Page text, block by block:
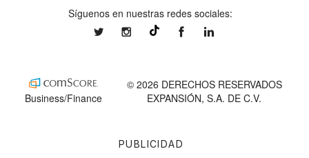
PUBLICIDAD
Síguenos en nuestras redes sociales:
expansionmxexpansionmx ExpansionMex
Business/Finance
© 2026 DERECHOS RESERVADOS
EXPANSIÓN, S.A. DE C.V.